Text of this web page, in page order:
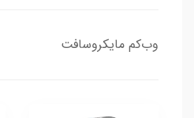
وب‌کم مایکروسافت